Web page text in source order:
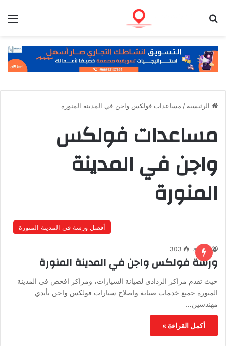
الرئيسية / مساعدات فولكس واجن في المدينة المنورة
مساعدات فولكس
واجن في المدينة
المنورة
أفضل ورشة في المدينة المنورة
admin
303
ورشة فولكس واجن في المدينة المنورة
حيث تقدم مراكز الردادي لصيانة السيارات، ومراكز افحص في المدينة
المنورة جميع خدمات صيانة واصلاح سيارات فولكس واجن بأيدي
مهندسين…
أكمل القراءة »